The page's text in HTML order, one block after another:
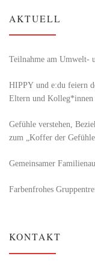
AKTUELL
Teilnahme am Umwelt-
HIPPY und e:du feiern
Eltern und Kolleg*innen
Gefühle verstehen,
zum „Koffer der
Gemeinsamer
Farbenfrohes
KONTAKT